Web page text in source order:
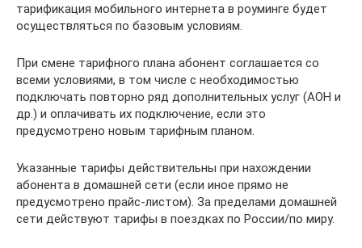
тарификация мобильного интернета в роуминге будет
осуществляться по базовым условиям.
При смене тарифного плана абонент соглашается со
всеми условиями, в том числе с необходимостью
подключать повторно ряд дополнительных услуг (АОН и
др.) и оплачивать их подключение, если это
предусмотрено новым тарифным планом.
Указанные тарифы действительны при нахождении
абонента в домашней сети (если иное прямо не
предусмотрено прайс-листом). За пределами домашней
сети действуют тарифы в поездках по России/по миру.